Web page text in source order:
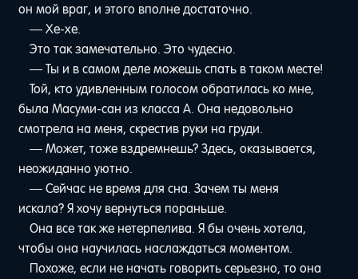
он мой враг, и этого вполне достаточно.
— Хе-хе.
Это так замечательно. Это чудесно.
— Ты и в самом деле можешь спать в таком месте!
Той, кто удивленным голосом обратилась ко мне,
была Масуми-сан из класса A. Она недовольно
смотрела на меня, скрестив руки на груди.
— Может, тоже вздремнешь? Здесь, оказывается,
неожиданно уютно.
— Сейчас не время для сна. Зачем ты меня
искала? Я хочу вернуться пораньше.
Она все так же нетерпелива. Я бы очень хотела,
чтобы она научилась наслаждаться моментом.
Похоже, если не начать говорить серьезно, то она